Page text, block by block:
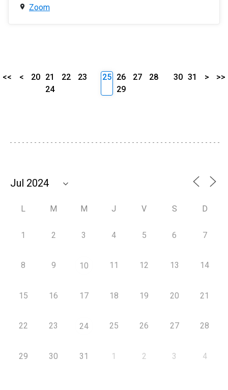
Zoom
<< < 20 21 22
23
24
25 26 27
28
29
30 31 > >>
L M M J V S D
1 2 3 4 5 6 7
8 9 10 11 12 13 14
15 16 17 18 19 20 21
22 23 24 25 26 27 28
29 30 31 1 2 3 4